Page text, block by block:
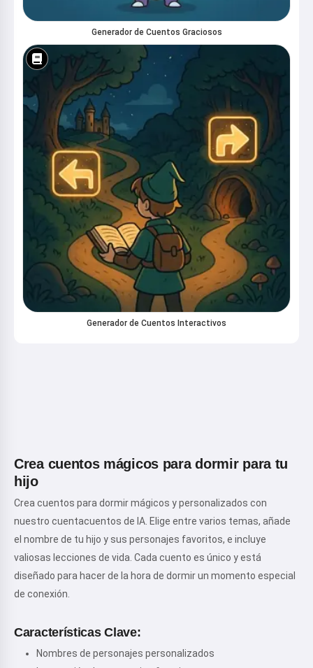
Generador de Cuentos Graciosos
Generador de Cuentos Interactivos
Crea cuentos mágicos para dormir para tu
hijo
Crea cuentos para dormir mágicos y personalizados con
nuestro cuentacuentos de IA. Elige entre varios temas, añade
el nombre de tu hijo y sus personajes favoritos, e incluye
valiosas lecciones de vida. Cada cuento es único y está
diseñado para hacer de la hora de dormir un momento especial
de conexión.
Características Clave:
Nombres de personajes personalizados